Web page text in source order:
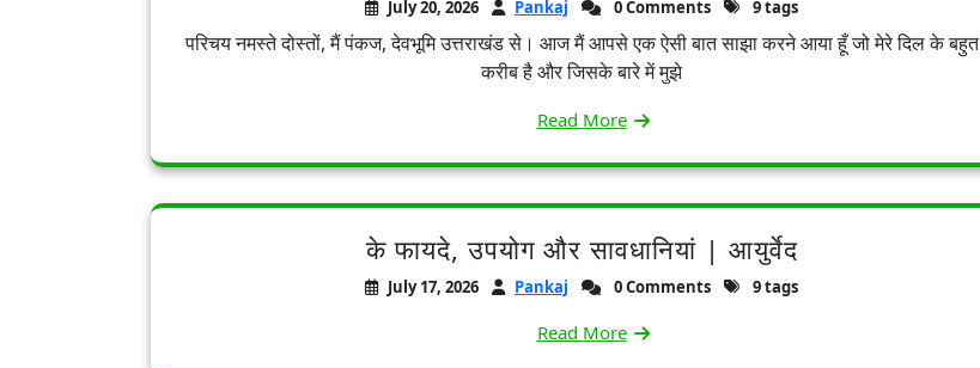
July 20, 2026 Pankaj 0 Comments 9 tags
परिचय नमस्ते दोस्तों, मैं पंकज, देवभूमि उत्तराखंड से। आज मैं आपसे एक ऐसी बात साझा करने आया हूँ जो मेरे दिल के बहुत
करीब है और जिसके बारे में मुझे
Read More
के फायदे, उपयोग और सावधानियां | आयुर्वेद
July 17, 2026 Pankaj 0 Comments 9 tags
Read More